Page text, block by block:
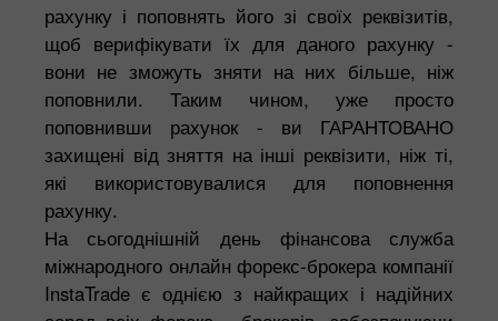
рахунку і поповнять його зі своїх реквізитів,
щоб верифікувати їх для даного рахунку -
вони не зможуть зняти на них більше, ніж
поповнили. Таким чином, уже просто
поповнивши рахунок - ви ГАРАНТОВАНО
захищені від зняття на інші реквізити, ніж ті,
які використовувалися для поповнення
рахунку.
На сьогоднішній день фінансова служба
міжнародного онлайн форекс-брокера компанії
InstaTrade є однією з найкращих і надійних